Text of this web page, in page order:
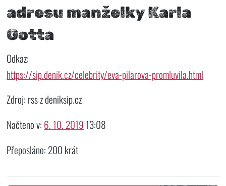
adresu manželky Karla
Gotta
Odkaz:
https://sip.denik.cz/celebrity/eva-pilarova-promluvila.html
Zdroj: rss z deniksip.cz
Načteno v: 6. 10. 201913:08
Přeposláno: 200 krát